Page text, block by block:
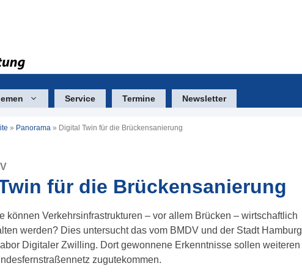
Service Termine Newsletter
» Panorama » Digital Twin für die Brückensanierung
für die Brückensanierung
können Verkehrsinfrastrukturen – vor allem Brücken – wirtschaftlich
werden? Dies untersucht das vom BMDV und der Stadt Hamburg
Digitaler Zwilling. Dort gewonnene Erkenntnisse sollen weiteren
zugutekommen.